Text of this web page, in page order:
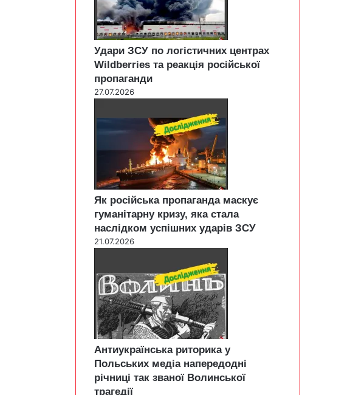
Удари ЗСУ по логістичних центрах
Wildberries та реакція російської
пропаганди
27.07.2026
Як російська пропаганда маскує
гуманітарну кризу, яка стала
наслідком успішних ударів ЗСУ
21.07.2026
Антиукраїнська риторика у
Польських медіа напередодні
річниці так званої Волинської
трагедії